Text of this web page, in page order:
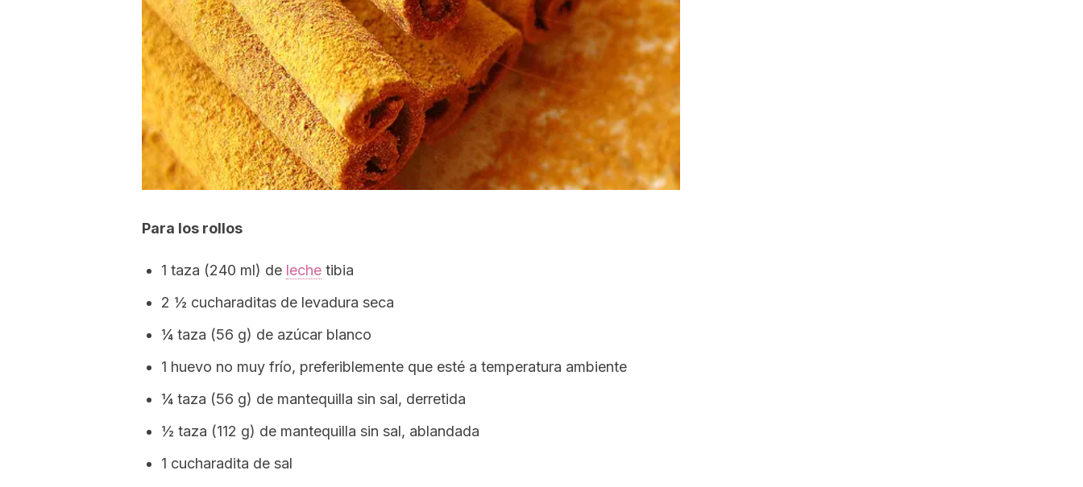
Para los rollos
1 taza (240 ml) de leche tibia
2 ½ cucharaditas de levadura seca
¼ taza (56 g) de azúcar blanco
1 huevo no muy frío, preferiblemente que esté a temperatura ambiente
¼ taza (56 g) de mantequilla sin sal, derretida
½ taza (112 g) de mantequilla sin sal, ablandada
1 cucharadita de sal